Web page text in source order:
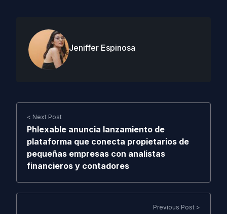
Jeniffer Espinosa
< Next Post
Phlexable anuncia lanzamiento de
plataforma que conecta propietarios de
pequeñas empresas con analistas
financieros y contadores
Previous Post >